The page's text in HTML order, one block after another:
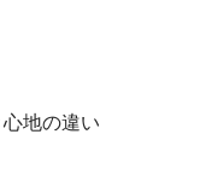
地の違い